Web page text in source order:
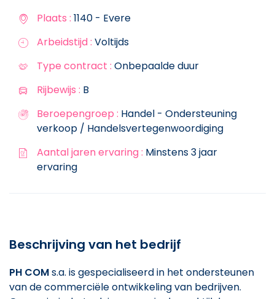
Plaats : 1140 - Evere
Arbeidstijd : Voltijds
Type contract : Onbepaalde duur
Rijbewijs : B
Beroepengroep : Handel - Ondersteuning
verkoop / Handelsvertegenwoordiging
Aantal jaren ervaring : Minstens 3 jaar
ervaring
Beschrijving van het bedrijf
PH COMs.a. is gespecialiseerd in het ondersteunen
van de commerciële ontwikkeling van bedrijven.